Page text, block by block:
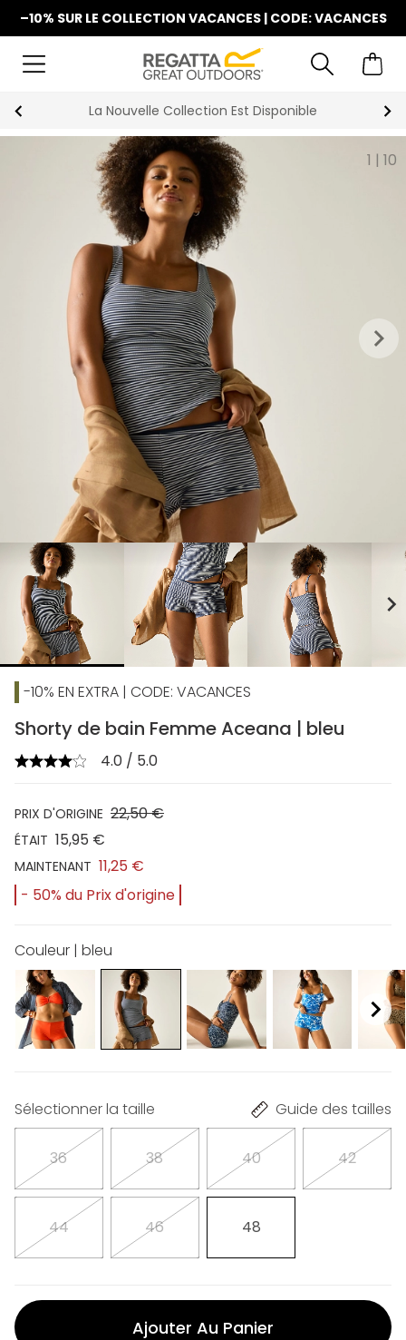
–10% SUR LE COLLECTION VACANCES | CODE: VACANCES
La Nouvelle Collection Est Disponible
1 | 10
keyboard_arrow_right
chevron_right
-10% EN EXTRA | CODE: VACANCES
Shorty de bain Femme Aceana | bleu
4.0 / 5.0
PRIX D'ORIGINE 22,50 €
ÉTAIT 15,95 €
MAINTENANT 11,25 €
- 50% du Prix d'origine
Couleur | bleu
Sélectionner la taille Guide des tailles
36 38 40 42
44 46 48
Ajouter Au Panier